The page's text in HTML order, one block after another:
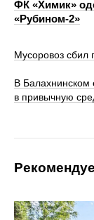
ФК «Химик»
«Рубином‑2»
Мусоровоз сбил
В Балахнинском
в привычную